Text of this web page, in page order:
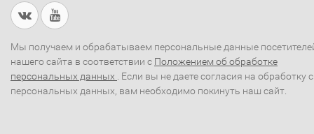
Мы получаем и обрабатываем персональные данные
нашего сайта в соответствии с Положением об обработке
персональных данных . Если вы не даете согласия на обработку
персональных данных, вам необходимо покинуть наш сайт.